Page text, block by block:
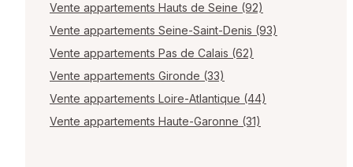
Vente appartements Hauts de Seine (92)
Vente appartements Seine-Saint-Denis (93)
Vente appartements Pas de Calais (62)
Vente appartements Gironde (33)
Vente appartements Loire-Atlantique (44)
Vente appartements Haute-Garonne (31)